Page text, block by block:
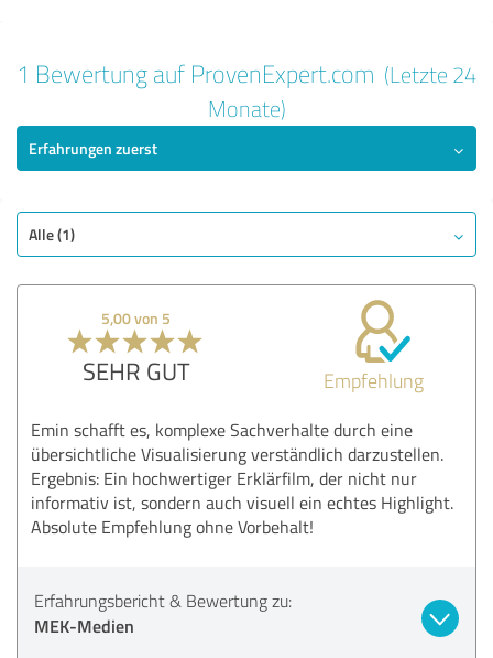
Bewertung vom 30.10.2024
SEHR GUT Empfehlung
Qualität
Nutzen
Beratung
1 Bewertung auf ProvenExpert.com (Letzte 24
Monate)
Erfahrungen zuerst
Alle (1)
5,00 von 5
SEHR GUT Empfehlung
Emin schafft es, komplexe Sachverhalte durch eine
übersichtliche Visualisierung verständlich darzustellen.
Ergebnis: Ein hochwertiger Erklärfilm, der nicht nur
informativ ist, sondern auch visuell ein echtes Highlight.
Absolute Empfehlung ohne Vorbehalt!
Erfahrungsbericht & Bewertung zu:
MEK-Medien